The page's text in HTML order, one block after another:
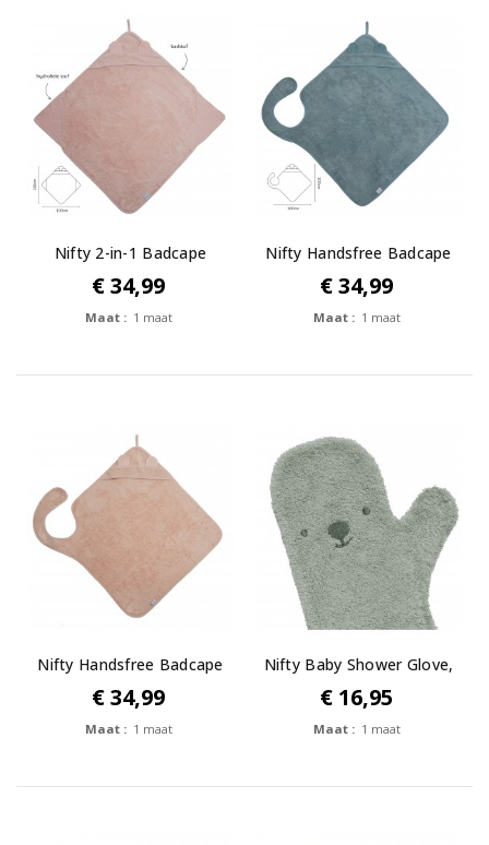
Nifty 2-in-1 Badcape
Blush
€ 34,99
Maat : 1 maat
Nifty Handsfree Badcape
Blueberry
€ 34,99
Maat : 1 maat
Nifty Handsfree Badcape
Blush
€ 34,99
Maat : 1 maat
Nifty Baby Shower Glove,
The...
€ 16,95
Maat : 1 maat